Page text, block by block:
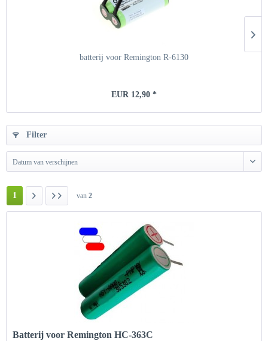
batterij voor Remington R-6130
EUR 12,90 *
Filter
Datum van verschijnen
1 van 2
Batterij voor Remington HC-363C